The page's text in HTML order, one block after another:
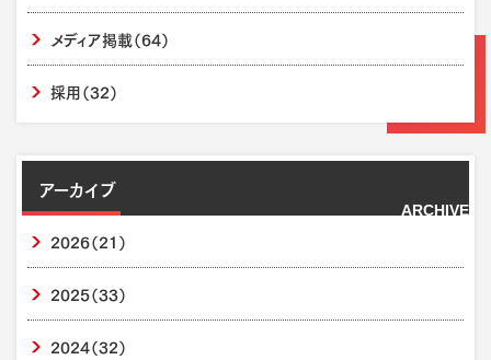
メディア掲載（64）
採用（32）
アーカイブ
ARCHIVE
2026（21）
2025（33）
2024（32）